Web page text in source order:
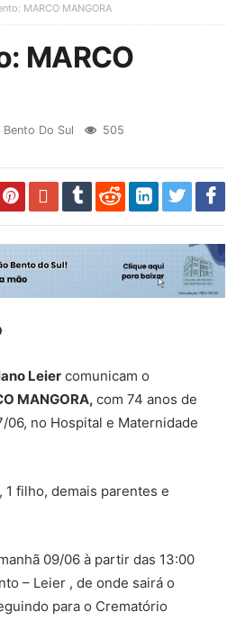
MARCO MANGORA
MARCO
Bento Do Sul
505
Leier comunicam o
MANGORA,com 74 anos de
no Hospital e Maternidade
1 filho, demais parentes e
09/06 à partir das 13:00
– Leier , de onde sairá o
para o Crematório